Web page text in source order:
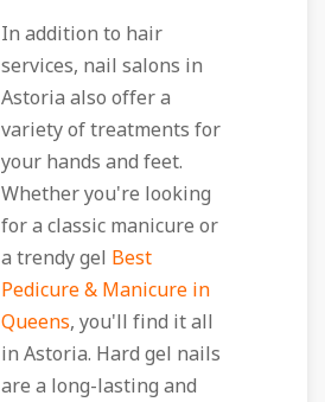
In addition to hair
services, nail salons in
Astoria also offer a
variety of treatments for
your hands and feet.
Whether you're looking
for a classic manicure or
a trendy gel Best
Pedicure & Manicure in
Queens, you'll find it all
in Astoria. Hard gel nails
are a long-lasting and